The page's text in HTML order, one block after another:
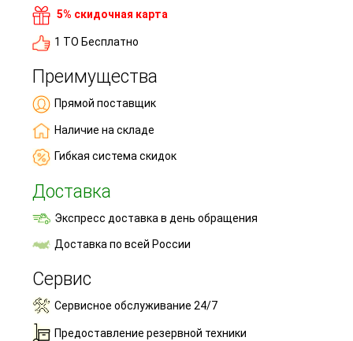
5% скидочная карта
1 ТО Бесплатно
Преимущества
Прямой поставщик
Наличие на складе
Гибкая система скидок
Доставка
Экспресс доставка в день обращения
Доставка по всей России
Сервис
Сервисное обслуживание 24/7
Предоставление резервной техники